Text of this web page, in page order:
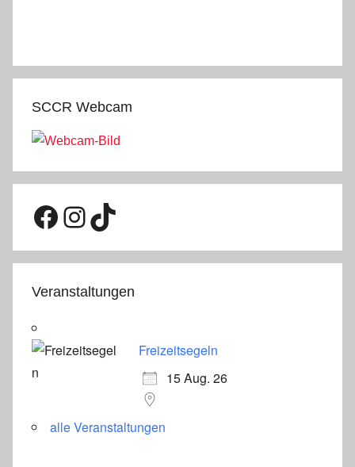
SCCR Webcam
Facebook
Instagram
TikTok
Veranstaltungen
Freizeitsegeln
15 Aug. 26
alle Veranstaltungen